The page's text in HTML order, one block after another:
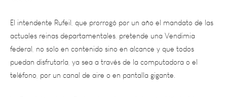
actuales reinas departamentales, pretende una Vendimia
federal, no solo en contenido sino en alcance y que todos
puedan disfrutarla, ya sea a través de la computadora o el
teléfono, por un canal de aire o en pantalla gigante.
La Bendición de los Frutos departamental será el 18 de febrero,